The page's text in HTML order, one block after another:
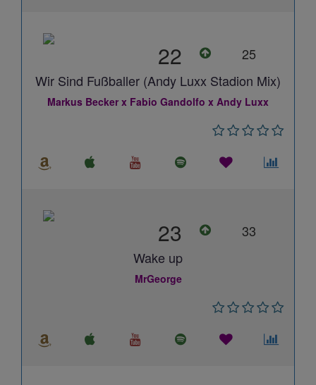
22
25
Wir Sind Fußballer (Andy Luxx Stadion Mix)
Markus Becker x Fabio Gandolfo x Andy Luxx
23
33
Wake up
MrGeorge